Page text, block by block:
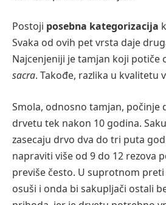
Postoji posebna kategorizacija
Svaka od ovih pet vrsta daje
Najcenjeniji je tamjan koji potiče
sacra. Takođe, razlika u kvalitetu
Smola, odnosno tamjan, počinje
drvetu tek nakon 10 godina.
zasecaju drvo dva do tri puta
napraviti više od 9 do 12 rezova
previše često. U suprotnom
osuši i onda bi sakupljači ostali